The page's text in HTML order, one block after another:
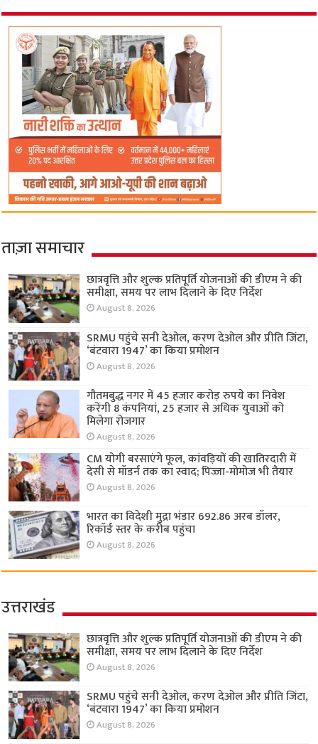
ताज़ा समाचार
छात्रवृत्ति और शुल्क प्रतिपूर्ति योजनाओं की डीएम ने की
समीक्षा, समय पर लाभ दिलाने के दिए निर्देश
August 8, 2026
SRMU पहुंचे सनी देओल, करण देओल और प्रीति जिंटा,
‘बंटवारा 1947’ का किया प्रमोशन
August 8, 2026
गौतमबुद्ध नगर में 45 हजार करोड़ रुपये का निवेश
करेंगी 8 कंपनियां, 25 हजार से अधिक युवाओं को
मिलेगा रोजगार
August 8, 2026
CM योगी बरसाएंगे फूल, कांवड़ियों की खातिरदारी में
देसी से मॉडर्न तक का स्वाद; पिज्जा-मोमोज भी तैयार
August 8, 2026
भारत का विदेशी मुद्रा भंडार 692.86 अरब डॉलर,
रिकॉर्ड स्तर के करीब पहुंचा
August 8, 2026
उत्तराखंड
छात्रवृत्ति और शुल्क प्रतिपूर्ति योजनाओं की डीएम ने की
समीक्षा, समय पर लाभ दिलाने के दिए निर्देश
August 8, 2026
SRMU पहुंचे सनी देओल, करण देओल और प्रीति जिंटा,
‘बंटवारा 1947’ का किया प्रमोशन
August 8, 2026